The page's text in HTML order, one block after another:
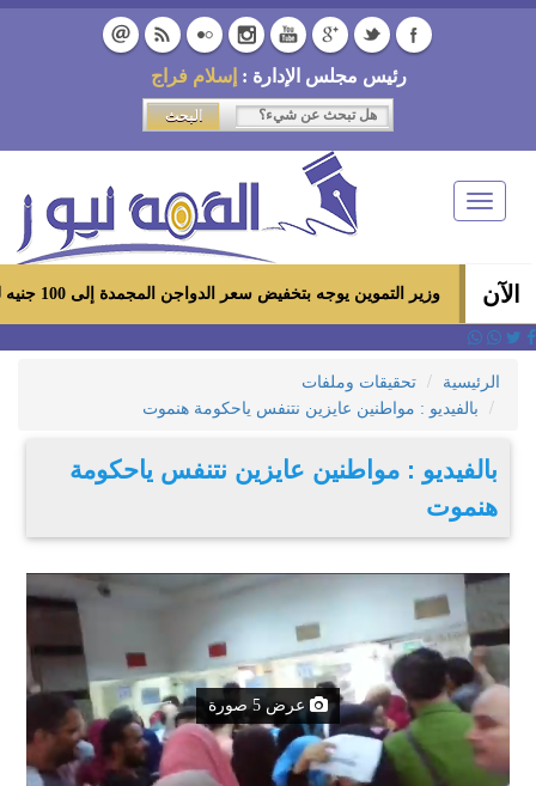
رئيس مجلس الإدارة : إسلام فراج
Toggle
navigation
الآنوزير التموين يوجه بتخفيض سعر الدواجن المجمدة إلى 100 جنيه للكيلو بالمجمعات الاستهلاكية ومعارض «أهلاً رمضان»
الرئيسية
تحقيقات وملفات
بالفيديو : مواطنين عايزين نتنفس ياحكومة هنموت
بالفيديو : مواطنين عايزين نتنفس ياحكومة
هنموت
عرض 5 صورة